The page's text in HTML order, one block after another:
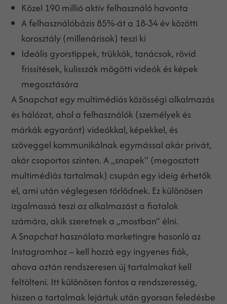
Közel 190 millió aktív felhasználó havonta
A felhasználóbázis 85%-át a 18-34 év közötti
korosztály (millenárisok) teszi ki
Ideális gyorstippek, trükkök, tanácsok, rövid
frissítések, kulisszák mögötti videók és képek
megosztására
A Snapchat egy multimédiás közösségi alkalmazás
és hálózat, ahol a felhasználók (személyek és
márkák egyaránt) videókkal, képekkel, és
szöveggel kommunikálnak egymással akár privát,
akár csoportos szinten. A „snapek” (megosztott
multimédiás tartalmak) csupán egy ideig érhetők
el, ami után véglegesen törlődnek. Ez különösen
izgalmassá teszi az alkalmazást a fiatalok
számára, akik szeretnek a „mostban” élni.
A Snapchat használata marketingre hasonló az
Instagramhoz – kell hozzá egy ingyenes fiók,
ahova aztán rendszeresen új tartalmakat kell
feltölteni. Itt különösen fontos a rendszeresség,
hiszen a tartalmak lejártuk után gyorsan feledésbe